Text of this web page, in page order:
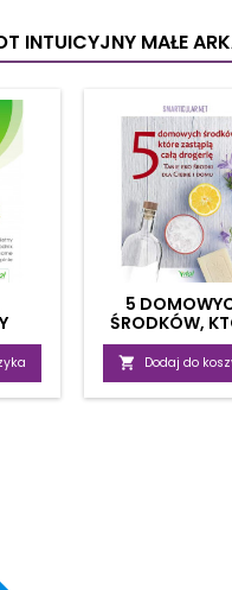
zastosowane
INTUICYJNY MAŁE
5
ŚRODKÓW,
ZASTĄPIĄ
 Dodaj do